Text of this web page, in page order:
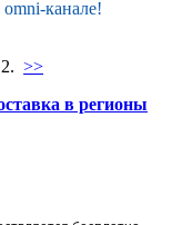
канале!
>>
в регионы